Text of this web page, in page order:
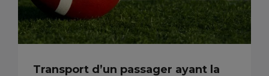
Transport d’un passager ayant la